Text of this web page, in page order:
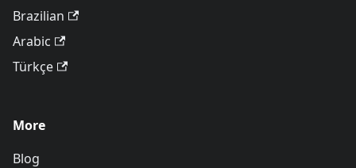
Brazilian
Arabic
Türkçe
More
Blog